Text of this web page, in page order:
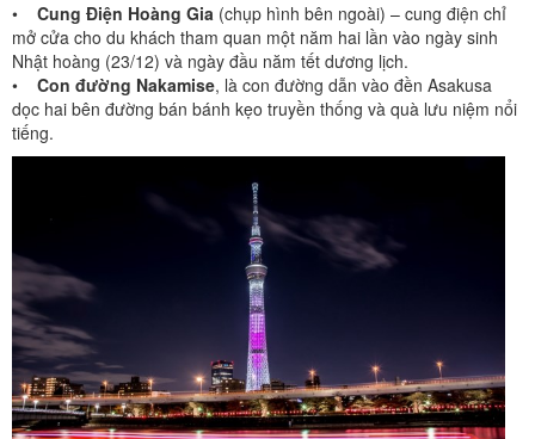
• Cung Điện Hoàng Gia (chụp hình bên ngoài) – cung điện chỉ
mở cửa cho du khách tham quan một năm hai lần vào ngày sinh
Nhật hoàng (23/12) và ngày đầu năm tết dương lịch.
• Con đường Nakamise, là con đường dẫn vào đền Asakusa
dọc hai bên đường bán bánh kẹo truyền thống và quà lưu niệm nổi
tiếng.